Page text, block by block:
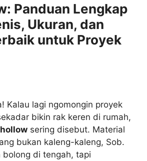
Panduan Lengkap
Ukuran, dan
untuk Proyek
Kalau lagi ngomongin proyek
bikin rak keren di rumah,
sering disebut. Material
bukan kaleng-kaleng, Sob.
bolong di tengah, tapi